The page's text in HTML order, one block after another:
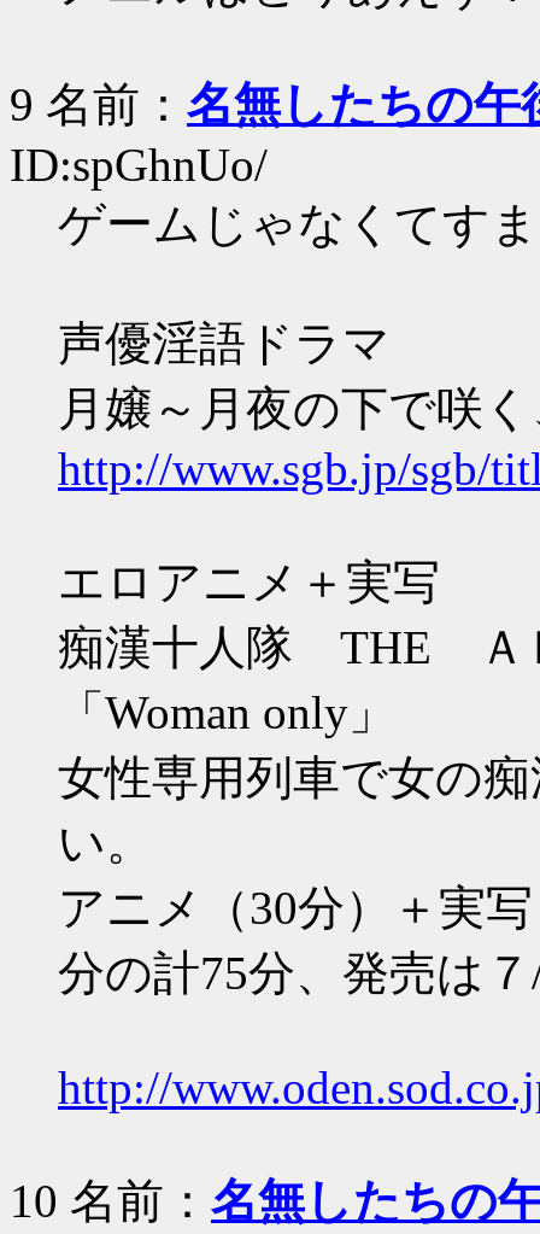
9 名前： 名無したちの午
ID:spGhnUo/
ゲームじゃなくてす
声優淫語ドラマ
月嬢～月夜の下で咲
http://www.sgb.jp/sgb/
エロアニメ＋実写
痴漢十人隊 THE Ａ
「Woman only」
女性専用列車で女の
い。
アニメ（30分）＋実
分の計75分、発売は
http://
10 名前： 名無したちの